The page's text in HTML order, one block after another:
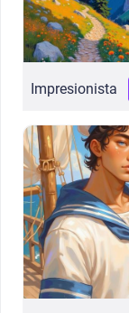
Impresionista